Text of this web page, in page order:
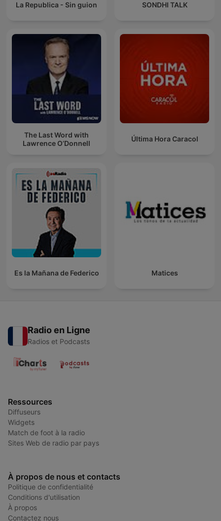
La Republica - Sin guion SONDHI TALK
The Last Word with
Lawrence O’Donnell
Última Hora Caracol
Es la Mañana de Federico Matices
Radio en Ligne
Radios et Podcasts
Ressources
Diffuseurs
Widgets
Match de foot à la radio
Sites Web de radio par pays
À propos de nous et contacts
Politique de confidentialité
Conditions d'utilisation
À propos
Contactez nous